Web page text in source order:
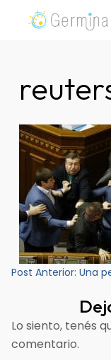
Navegación
Post Anterior: Una
Lo siento, tenés
comentario.